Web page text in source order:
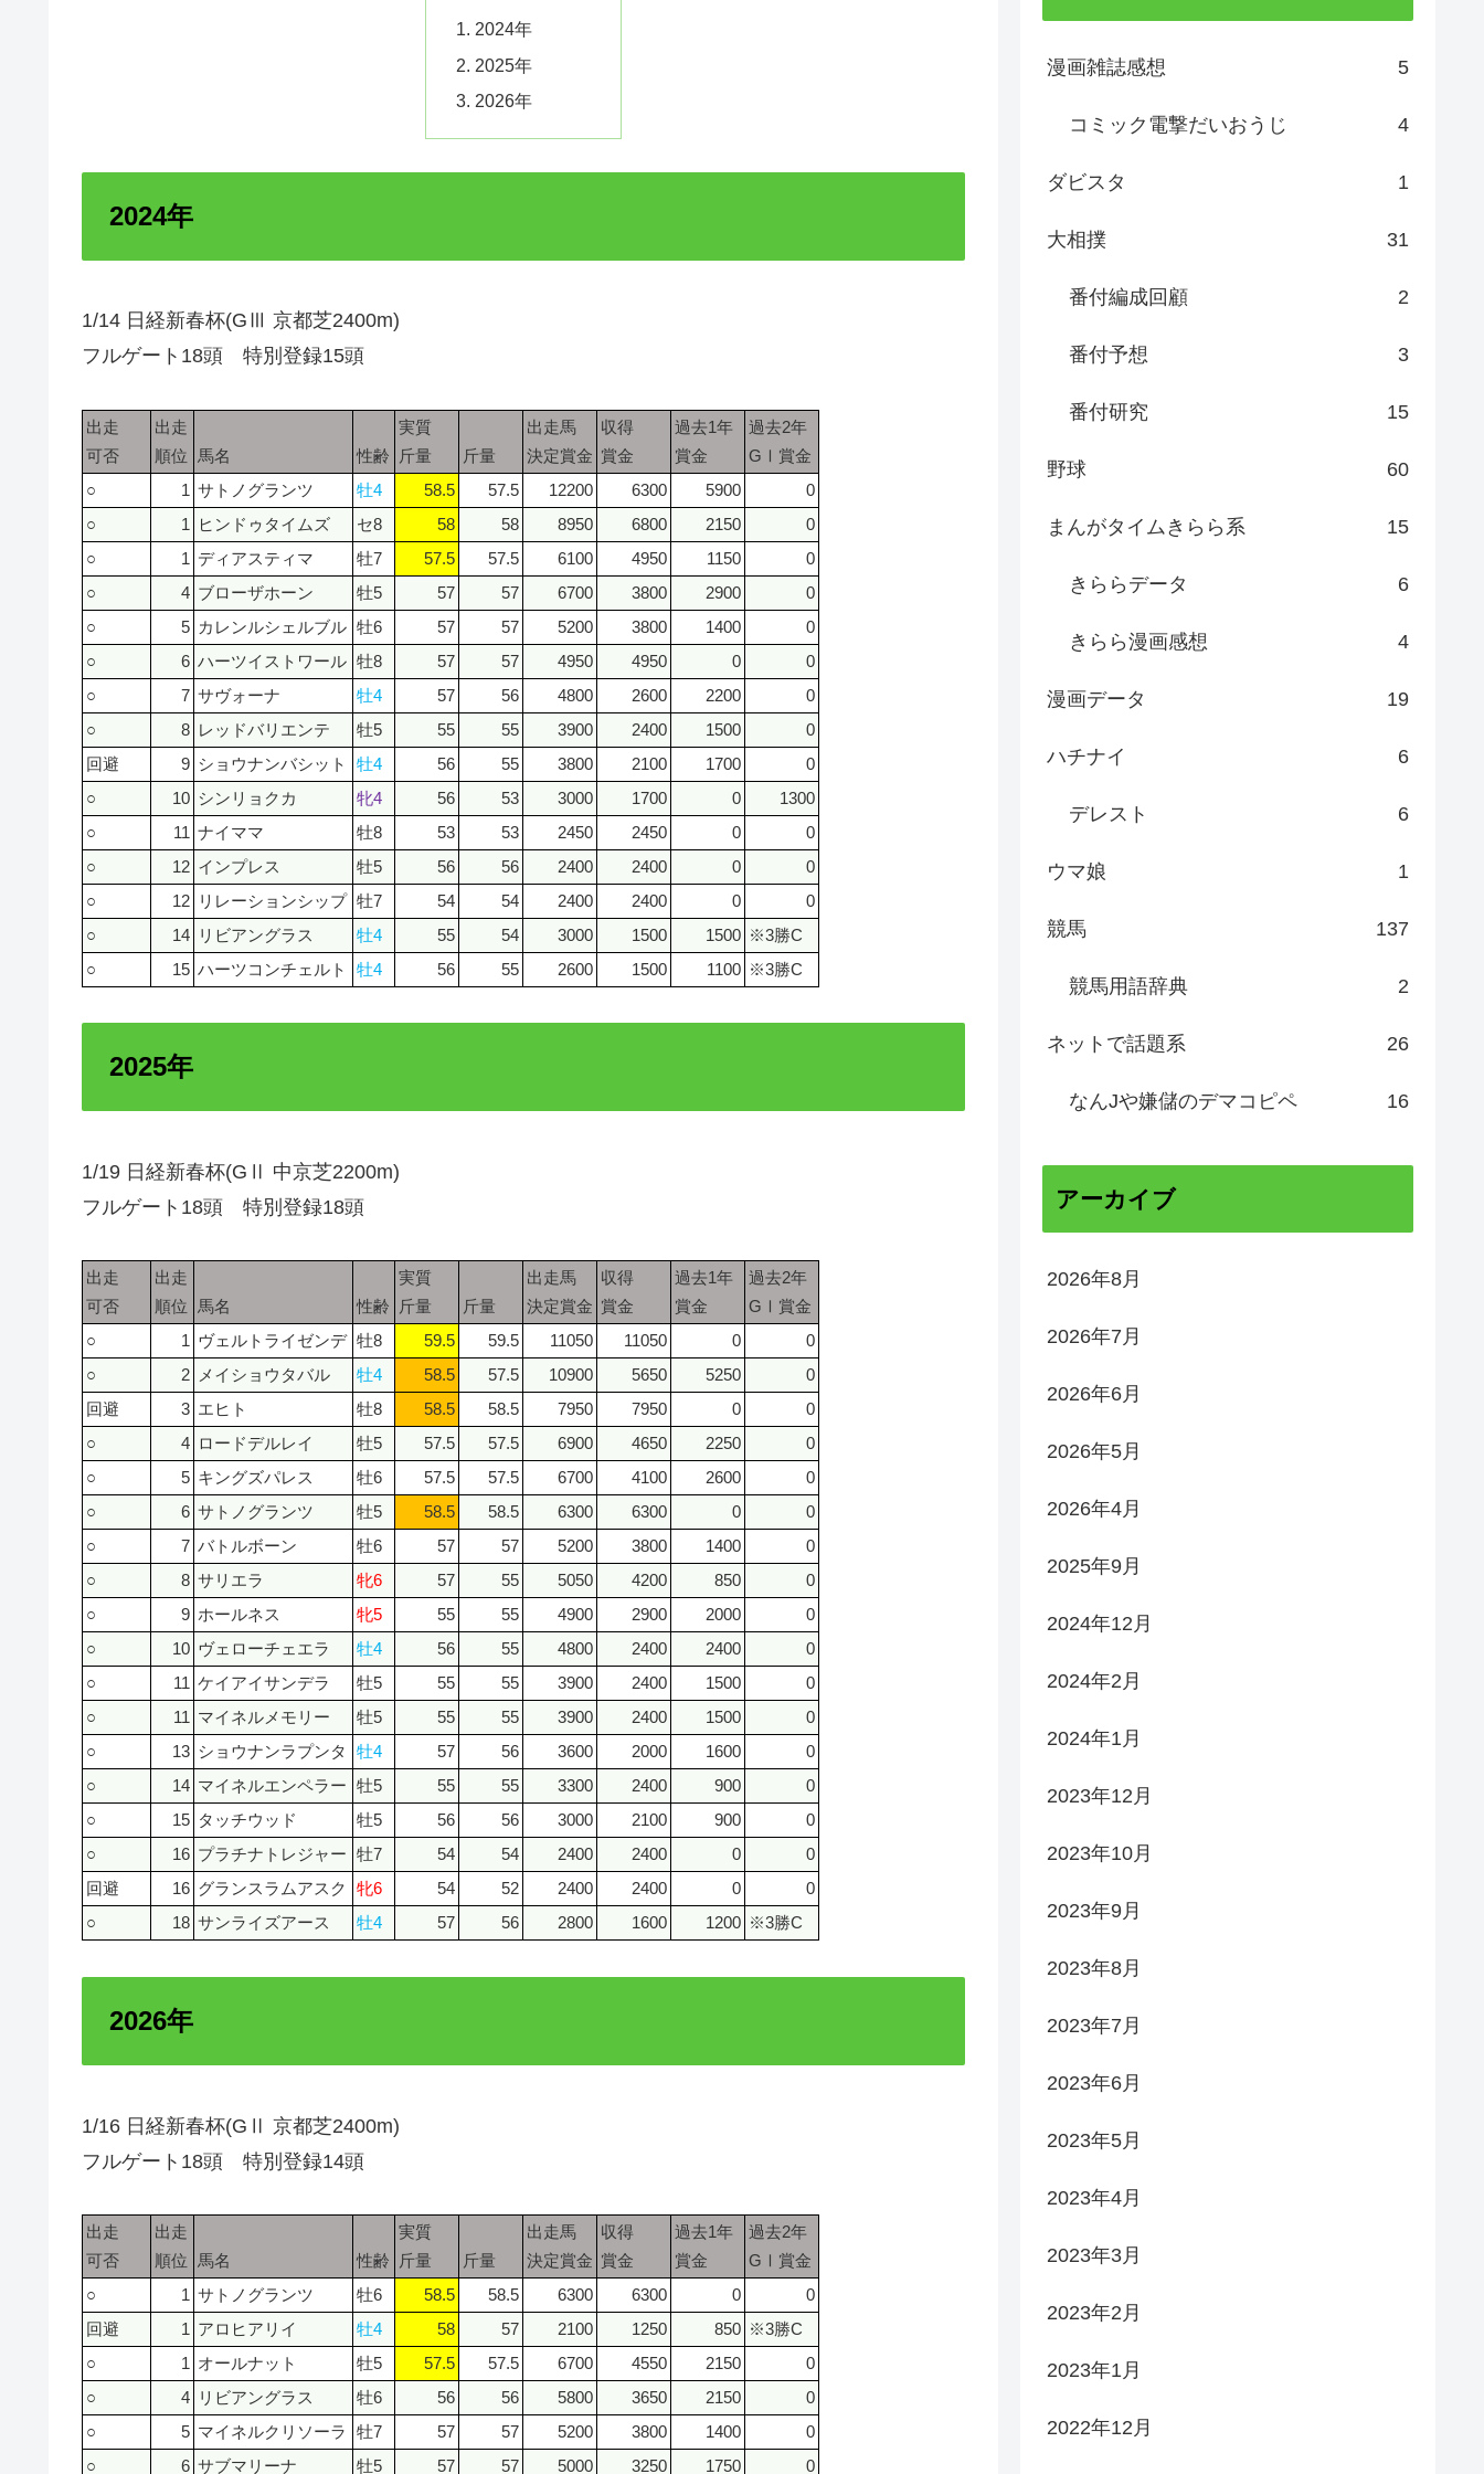
2024年
2025年
2026年
2024年
1/14 日経新春杯(GⅢ 京都芝2400m)
フルゲート18頭 特別登録15頭
出走
可否
出走
順位
馬名 性齢
実質
斤量
斤量
出走馬
決定賞金
収得
賞金
過去1年
賞金
過去2年
GⅠ賞金
○
1 サトノグランツ 牡4 58.5 57.5 12200 6300 5900
0
○
1 ヒンドゥタイムズ セ8 58 58 8950 6800 2150
0
○
1 ディアスティマ 牡7 57.5 57.5 6100 4950 1150
0
○
4 ブローザホーン 牡5 57 57 6700 3800 2900
0
○
5 カレンルシェルブル 牡6 57 57 5200 3800 1400
0
○
6 ハーツイストワール 牡8 57 57 4950 4950 0
0
○
7 サヴォーナ 牡4 57 56 4800 2600 2200
0
○
8 レッドバリエンテ 牡5 55 55 3900 2400 1500
0
回避
9 ショウナンバシット 牡4 56 55 3800 2100 1700
0
○
10 シンリョクカ 牝4 56 53 3000 1700 0
1300
○
11 ナイママ 牡8 53 53 2450 2450 0
0
○
12 インプレス 牡5 56 56 2400 2400 0
0
○
12 リレーションシップ 牡7 54 54 2400 2400 0
0
○
14 リビアングラス 牡4 55 54 3000 1500 1500 ※3勝C
○
15 ハーツコンチェルト 牡4 56 55 2600 1500 1100 ※3勝C
2025年
1/19 日経新春杯(GⅡ 中京芝2200m)
フルゲート18頭 特別登録18頭
出走
可否
出走
順位
馬名 性齢
実質
斤量
斤量
出走馬
決定賞金
収得
賞金
過去1年
賞金
過去2年
GⅠ賞金
○
1 ヴェルトライゼンデ 牡8 59.5 59.5 11050 11050 0
0
○
2 メイショウタバル 牡4 58.5 57.5 10900 5650 5250
0
回避
3 エヒト 牡8 58.5 58.5 7950 7950 0
0
○
4 ロードデルレイ 牡5 57.5 57.5 6900 4650 2250
0
○
5 キングズパレス 牡6 57.5 57.5 6700 4100 2600
0
○
6 サトノグランツ 牡5 58.5 58.5 6300 6300 0
0
○
7 バトルボーン 牡6 57 57 5200 3800 1400
0
○
8 サリエラ 牝6 57 55 5050 4200 850
0
○
9 ホールネス 牝5 55 55 4900 2900 2000
0
○
10 ヴェローチェエラ 牡4 56 55 4800 2400 2400
0
○
11 ケイアイサンデラ 牡5 55 55 3900 2400 1500
0
○
11 マイネルメモリー 牡5 55 55 3900 2400 1500
0
○
13 ショウナンラプンタ 牡4 57 56 3600 2000 1600
0
○
14 マイネルエンペラー 牡5 55 55 3300 2400 900
0
○
15 タッチウッド 牡5 56 56 3000 2100 900
0
○
16 プラチナトレジャー 牡7 54 54 2400 2400 0
0
回避
16 グランスラムアスク 牝6 54 52 2400 2400 0
0
○
18 サンライズアース 牡4 57 56 2800 1600 1200 ※3勝C
2026年
1/16 日経新春杯(GⅡ 京都芝2400m)
フルゲート18頭 特別登録14頭
出走
可否
出走
順位
馬名 性齢
実質
斤量
斤量
出走馬
決定賞金
収得
賞金
過去1年
賞金
過去2年
GⅠ賞金
○
1 サトノグランツ 牡6 58.5 58.5 6300 6300 0
0
回避
1 アロヒアリイ 牡4 58 57 2100 1250 850 ※3勝C
○
1 オールナット 牡5 57.5 57.5 6700 4550 2150
0
○
4 リビアングラス 牡6 56 56 5800 3650 2150
0
○
5 マイネルクリソーラ 牡7 57 57 5200 3800 1400
0
○
6 サブマリーナ 牡5 57 57 5000 3250 1750 0
漫画雑誌感想 5
コミック電撃だいおうじ 4
ダビスタ 1
大相撲 31
番付編成回顧 2
番付予想 3
番付研究 15
野球 60
まんがタイムきらら系 15
きららデータ 6
きらら漫画感想 4
漫画データ 19
ハチナイ 6
デレスト 6
ウマ娘 1
競馬 137
競馬用語辞典 2
ネットで話題系 26
なんJや嫌儲のデマコピペ 16
アーカイブ
2026年8月
2026年7月
2026年6月
2026年5月
2026年4月
2025年9月
2024年12月
2024年2月
2024年1月
2023年12月
2023年10月
2023年9月
2023年8月
2023年7月
2023年6月
2023年5月
2023年4月
2023年3月
2023年2月
2023年1月
2022年12月